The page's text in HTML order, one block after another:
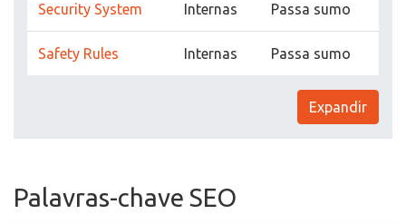
Security System Internas Passa sumo
Safety Rules Internas Passa sumo
Expandir
Palavras-chave SEO